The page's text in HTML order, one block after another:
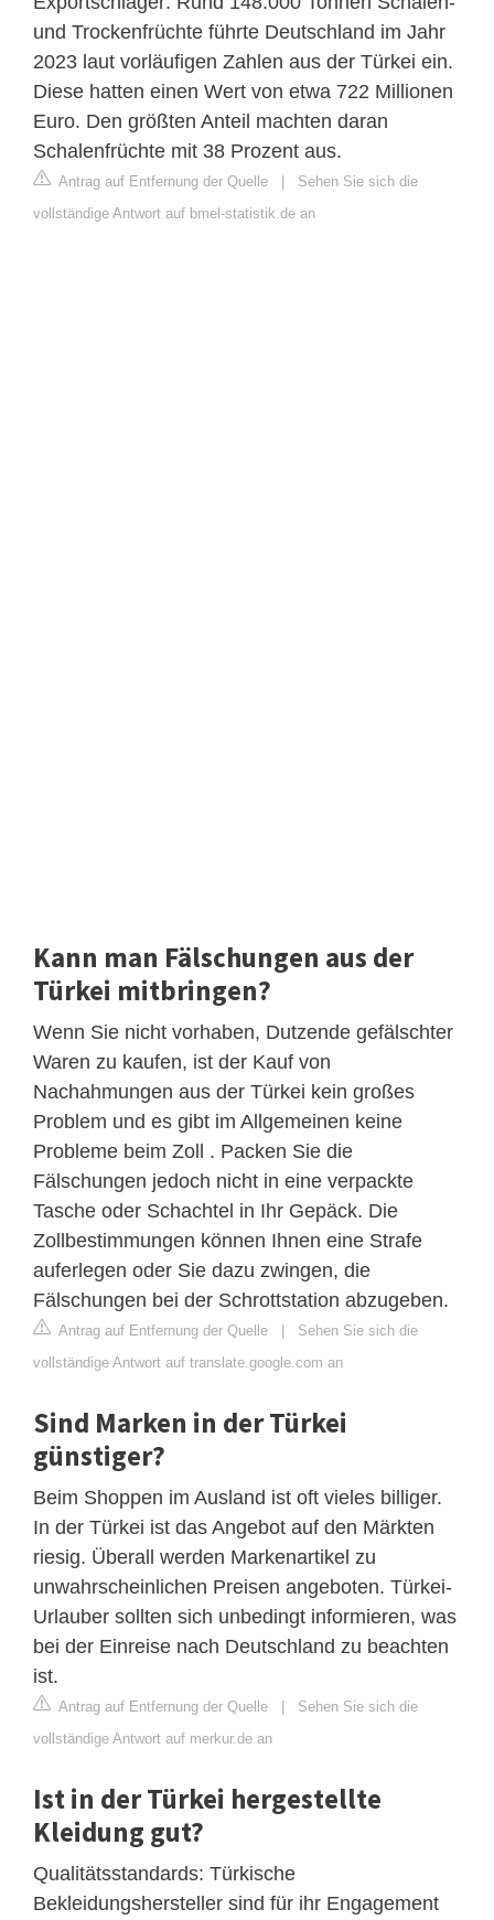
und Trockenfrüchte führte Deutschland im Jahr
2023 laut vorläufigen Zahlen aus der Türkei ein.
Diese hatten einen Wert von etwa 722 Millionen
Euro. Den größten Anteil machten daran
Schalenfrüchte mit 38 Prozent aus.
Antrag auf Entfernung der Quelle | Sehen Sie sich die
vollständige Antwort auf bmel-statistik.de an
Kann man Fälschungen aus der
Türkei mitbringen?
Wenn Sie nicht vorhaben, Dutzende gefälschter
Waren zu kaufen, ist der Kauf von
Nachahmungen aus der Türkei kein großes
Problem und es gibt im Allgemeinen keine
Probleme beim Zoll . Packen Sie die
Fälschungen jedoch nicht in eine verpackte
Tasche oder Schachtel in Ihr Gepäck. Die
Zollbestimmungen können Ihnen eine Strafe
auferlegen oder Sie dazu zwingen, die
Fälschungen bei der Schrottstation abzugeben.
Antrag auf Entfernung der Quelle | Sehen Sie sich die
vollständige Antwort auf translate.google.com an
Sind Marken in der Türkei
günstiger?
Beim Shoppen im Ausland ist oft vieles billiger.
In der Türkei ist das Angebot auf den Märkten
riesig. Überall werden Markenartikel zu
unwahrscheinlichen Preisen angeboten. Türkei-
Urlauber sollten sich unbedingt informieren, was
bei der Einreise nach Deutschland zu beachten
ist.
Antrag auf Entfernung der Quelle | Sehen Sie sich die
vollständige Antwort auf merkur.de an
Ist in der Türkei hergestellte
Kleidung gut?
Qualitätsstandards: Türkische
Bekleidungshersteller sind für ihr Engagement